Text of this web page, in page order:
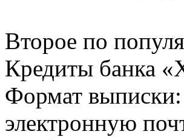
Второе по
Кредиты банка
Формат выписки:
электронную